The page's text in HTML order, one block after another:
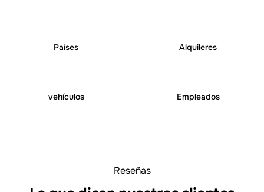
Países Alquileres
vehículos Empleados
Reseñas